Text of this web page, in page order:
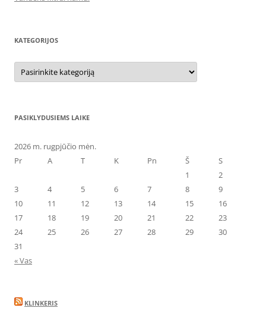
KATEGORIJOS
Kategorijos
PASIKLYDUSIEMS LAIKE
2026 m. rugpjūčio mėn.
Pr
A T K Pn Š
S
1
2
3
4 5 6 7 8
9
10
11 12 13 14 15
16
17
18 19 20 21 22
23
24
25 26 27 28 29
30
31
« Vas
KLINKERIS